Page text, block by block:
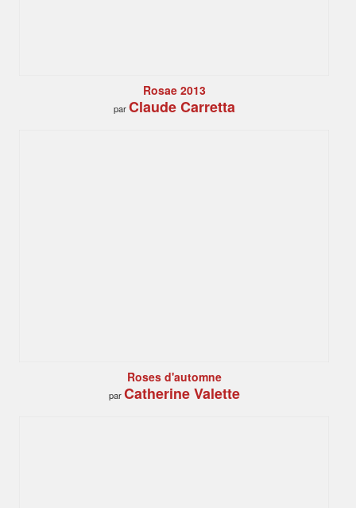
Rosae 2013
parClaude Carretta
Roses d'automne
parCatherine Valette